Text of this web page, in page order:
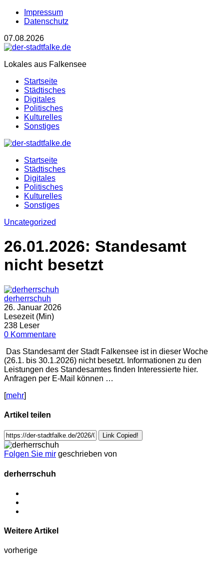
Impressum
Datenschutz
07.08.2026
Lokales aus Falkensee
Startseite
Städtisches
Digitales
Politisches
Kulturelles
Sonstiges
Startseite
Städtisches
Digitales
Politisches
Kulturelles
Sonstiges
Uncategorized
26.01.2026: Standesamt
nicht besetzt
derherrschuh
26. Januar 2026
Lesezeit (Min)
238 Leser
0 Kommentare
Das Standesamt der Stadt Falkensee ist in dieser Woche
(26.1. bis 30.1.2026) nicht besetzt. Informationen zu den
Leistungen des Standesamtes finden Interessierte hier.
Anfragen per E-Mail können …
[mehr]
Artikel teilen
Link Copied!
Folgen Sie mir geschrieben von
derherrschuh
Weitere Artikel
vorherige